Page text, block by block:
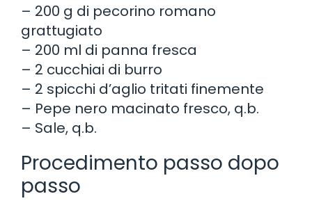
– 200 g di pecorino romano
grattugiato
– 200 ml di panna fresca
– 2 cucchiai di burro
– 2 spicchi d’aglio tritati finemente
– Pepe nero macinato fresco, q.b.
– Sale, q.b.
Procedimento passo dopo
passo